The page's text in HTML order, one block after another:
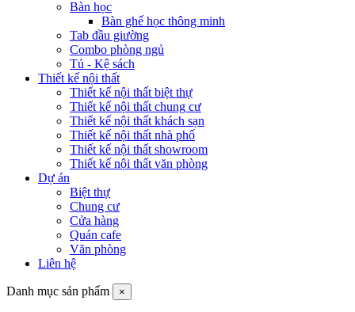
Bàn học
Bàn ghế học thông minh
Tab đầu giường
Combo phòng ngủ
Tủ - Kệ sách
Thiết kế nội thất
Thiết kế nội thất biệt thự
Thiết kế nội thất chung cư
Thiết kế nội thất khách sạn
Thiết kế nội thất nhà phố
Thiết kế nội thất showroom
Thiết kế nội thất văn phòng
Dự án
Biệt thự
Chung cư
Cửa hàng
Quán cafe
Văn phòng
Liên hệ
Danh mục sản phẩm ×